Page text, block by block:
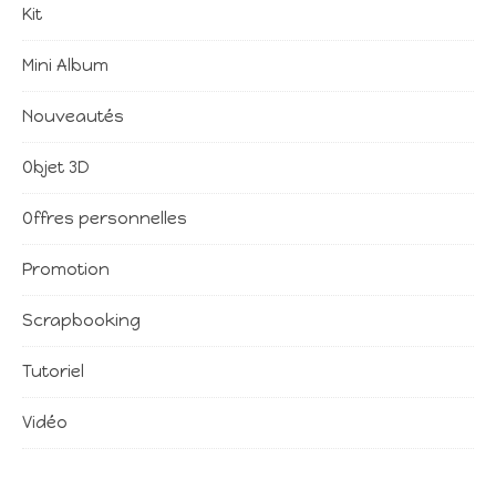
Kit
Mini Album
Nouveautés
Objet 3D
Offres personnelles
Promotion
Scrapbooking
Tutoriel
Vidéo